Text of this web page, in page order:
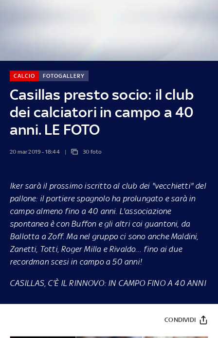
Casillas presto socio: il club
dei calciatori in campo a 40
anni. LE FOTO
CALCIO FOTOGALLERY
20 mar 2019 - 18:44 30 foto
Iker sarà il prossimo iscritto al club dei "vecchietti" del
pallone: il portiere spagnolo ha prolungato e sarà in
campo almeno fino a 40 anni. L'associazione
spontanea è con Buffon e gli altri coi guantoni, da
Ballotta a Zoff. Ma nel gruppo ci sono anche Maldini,
Zanetti, Totti, Roger Milla e Rivaldo… fino ai due
recordman scesi in campo a 50 anni!
CASILLAS, C'È IL RINNOVO: IN CAMPO FINO A 40 ANNI
CONDIVIDI